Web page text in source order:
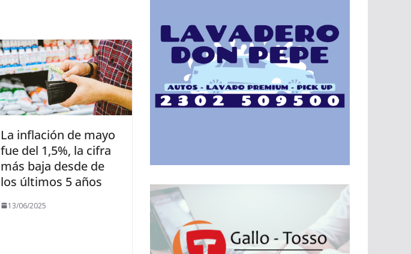
La inflación de mayo
fue del 1,5%, la cifra
más baja desde de
los últimos 5 años
13/06/2025